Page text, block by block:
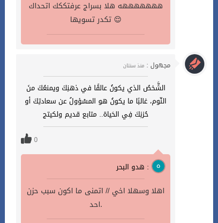
هههههههه هلا بسراج عرفتككك اتحداك
تكدر تسويها 😌
مجهول : منذ سنتان
‏الشَّخصُ الذي يكونُ عالقًا في ذهنِكَ ويمنعُكَ منَ
النّوم، غالبًا ما يكونُ هو المسْؤولُ عن سعادتِكَ أو
حُزنِكَ فِي الحَياة.. متابع قديم ولكيتج
0
هدو البحر :
اهلا وسهلا اخي // اتمنى ما اكون سبب حزن
احد.